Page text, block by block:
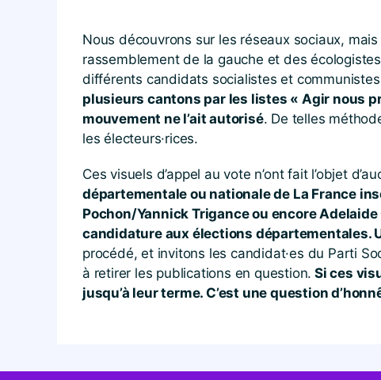
Nous découvrons sur les réseaux sociaux,
rassemblement de la gauche et des
différents candidats socialistes et
plusieurs cantons par les listes « Agir nous
mouvement ne l’ait autorisé. De telles
les électeurs·rices.
Ces visuels d’appel au vote n’ont fait l’objet
départementale ou nationale de La France
Pochon/Yannick Trigance ou encore
candidature aux élections départementales.
procédé, et invitons les candidat·es du Parti
à retirer les publications en question. Si ces
jusqu’à leur terme. C’est une question